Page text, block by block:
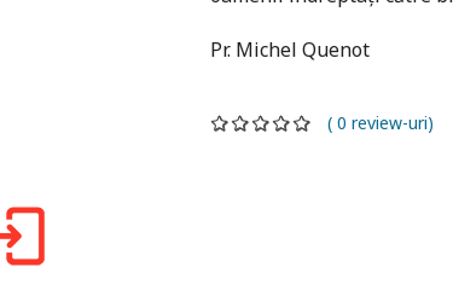
Pr. Michel Quenot
( 0 review-uri)